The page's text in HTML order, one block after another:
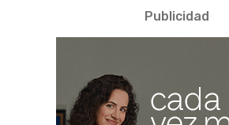
Publicidad